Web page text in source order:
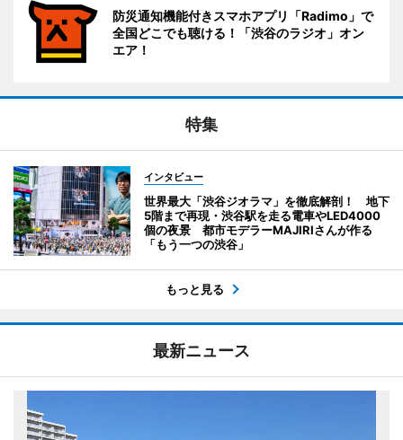
防災通知機能付きスマホアプリ「Radimo」で
全国どこでも聴ける！「渋谷のラジオ」オン
エア！
特集
インタビュー
世界最大「渋谷ジオラマ」を徹底解剖！ 地下
5階まで再現・渋谷駅を走る電車やLED4000
個の夜景 都市モデラーMAJIRIさんが作る
「もう一つの渋谷」
もっと見る
最新ニュース